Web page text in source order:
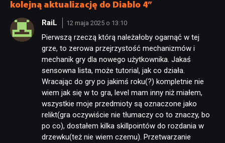
kolejną aktualizację do Diablo 4”
RaiL 12 maja 2025 o 13:10
Pierwszą rzeczą którą należałoby ogarnąć w tej
grze, to zerowa przejrzystość mechanizmów i
mechanik gry dla nowego użytkownika. Jakaś
sensowna lista, może tutorial, jak co działa.
Wracając do gry po jakimś roku(?) kompletnie nie
wiem jak się w to gra, level mam inny niż miałem,
wszystkie moje przedmioty są oznaczone jako
relikt(gra oczywiście nie tłumaczy co to znaczy, bo
po co), dostałem kilka skillpointów do rozdania w
drzewku(też nie wiem czemu). Przetwarzanie